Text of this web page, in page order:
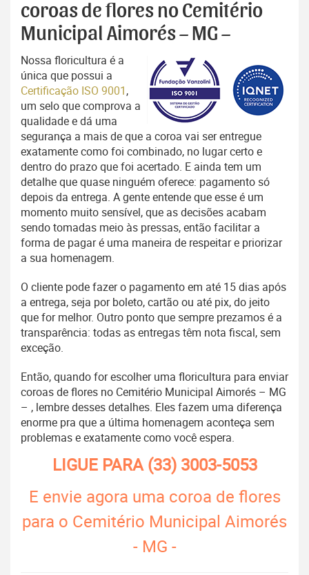
coroas de flores no Cemitério
Municipal Aimorés – MG –
Nossa floricultura é a
única que possui a
Certificação ISO 9001,
um selo que comprova a
qualidade e dá uma
segurança a mais de que a coroa vai ser entregue
exatamente como foi combinado, no lugar certo e
dentro do prazo que foi acertado. E ainda tem um
detalhe que quase ninguém oferece: pagamento só
depois da entrega. A gente entende que esse é um
momento muito sensível, que as decisões acabam
sendo tomadas meio às pressas, então facilitar a
forma de pagar é uma maneira de respeitar e priorizar
a sua homenagem.
O cliente pode fazer o pagamento em até 15 dias após
a entrega, seja por boleto, cartão ou até pix, do jeito
que for melhor. Outro ponto que sempre prezamos é a
transparência: todas as entregas têm nota fiscal, sem
exceção.
Então, quando for escolher uma floricultura para enviar
coroas de flores no Cemitério Municipal Aimorés – MG
– , lembre desses detalhes. Eles fazem uma diferença
enorme pra que a última homenagem aconteça sem
problemas e exatamente como você espera.
LIGUE PARA(33) 3003-5053
E envie agora uma coroa de flores
para o Cemitério Municipal Aimorés
- MG -